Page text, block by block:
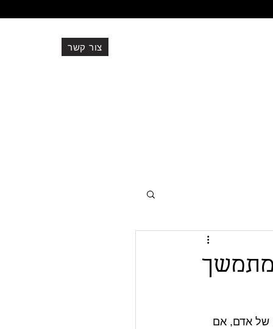
צור קשר
מתמשך
של אדם, אם